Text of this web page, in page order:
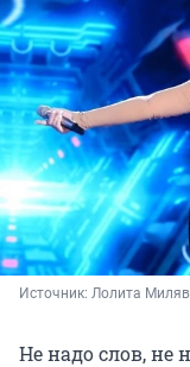
Источник: Лолита
Не надо слов, не